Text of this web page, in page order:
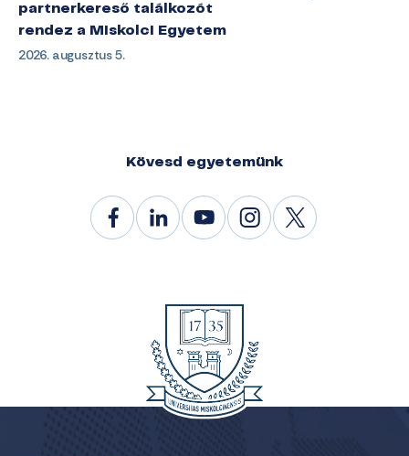
partnerkereső találkozót
rendez a Miskolci Egyetem
2026. augusztus 5.
Kövesd egyetemünk